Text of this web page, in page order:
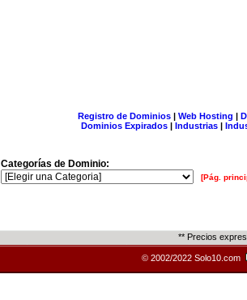
Registro de Dominios| Web Hosting |
Dominios Expirados | Industrias |
Categorías de Dominio:
[Pág.
** Precios
© 2002/2022 Solo10.com